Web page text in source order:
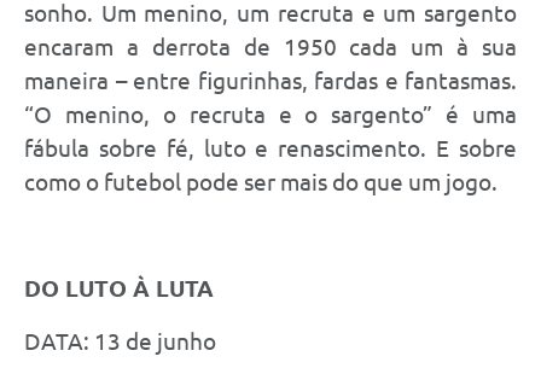
sonho. Um menino, um recruta e um sargento
encaram a derrota de 1950 cada um à sua
maneira – entre figurinhas, fardas e fantasmas.
“O menino, o recruta e o sargento” é uma
fábula sobre fé, luto e renascimento. E sobre
como o futebol pode ser mais do que um jogo.
DO LUTO À LUTA
DATA: 13 de junho